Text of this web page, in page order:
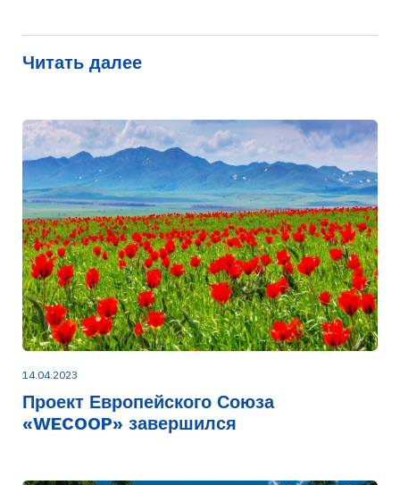
Читать далее
14.04.2023
Проект Европейского Союза
«WECOOP» завершился